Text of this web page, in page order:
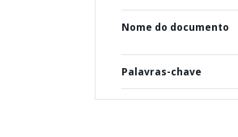
Nome do documento
Palavras-chave